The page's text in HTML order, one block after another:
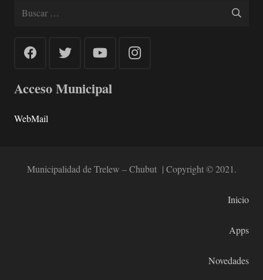
Buscar:
Acceso Municipal
WebMail
Municipalidad de Trelew – Chubut | Copyright © 2021.
Inicio
Apps
Novedades